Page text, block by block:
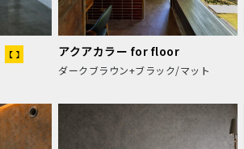
アクアカラー for floor
ダークブラウン+ブラック/マット